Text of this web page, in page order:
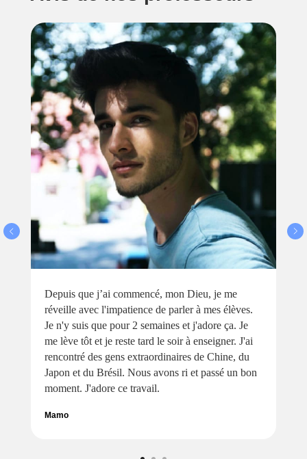
Depuis que j’ai commencé, mon Dieu, je me
réveille avec l'impatience de parler à mes élèves.
Je n'y suis que pour 2 semaines et j'adore ça. Je
me lève tôt et je reste tard le soir à enseigner. J'ai
rencontré des gens extraordinaires de Chine, du
Japon et du Brésil. Nous avons ri et passé un bon
moment. J'adore ce travail.
Mamo